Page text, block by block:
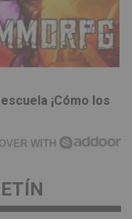
¡Cómo los
WITH